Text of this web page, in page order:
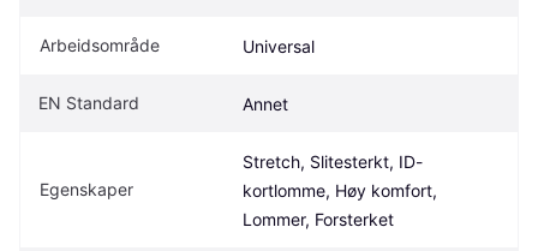
Arbeidsområde Universal
EN Standard Annet
Egenskaper
Stretch, Slitesterkt, ID-
kortlomme, Høy komfort,
Lommer, Forsterket